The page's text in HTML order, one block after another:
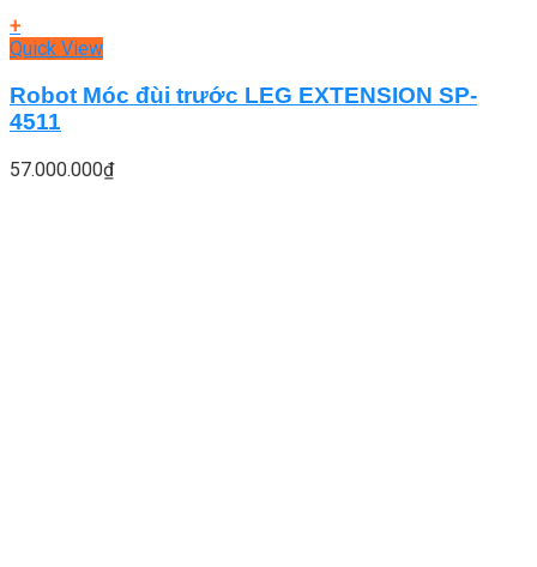
+
Quick View
Robot Móc đùi trước LEG EXTENSION SP-
4511
57.000.000₫